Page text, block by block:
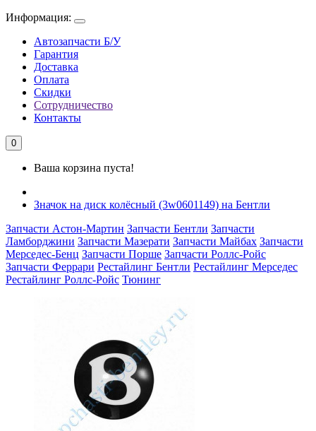
Информация:
Автозапчасти Б/У
Гарантия
Доставка
Оплата
Скидки
Сотрудничество
Контакты
0
Ваша корзина пуста!
Значок на диск колёсный (3w0601149) на Бентли
Запчасти Астон-Мартин Запчасти Бентли Запчасти
Ламборджини Запчасти Мазерати Запчасти Майбах Запчасти
Мерседес-Бенц Запчасти Порше Запчасти Роллс-Ройс
Запчасти Феррари Рестайлинг Бентли Рестайлинг Мерседес
Рестайлинг Роллс-Ройс Тюнинг